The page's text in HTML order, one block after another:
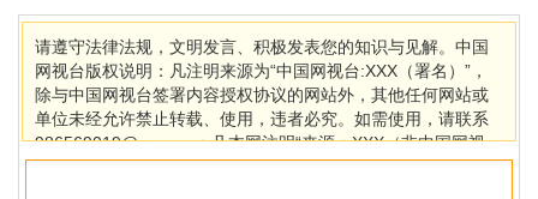
据
请遵守法律法规，文明发言、积极发表您的知识与见解。中国
网视台版权说明：凡注明来源为“中国网视台:XXX（署名）”，
除与中国网视台签署内容授权协议的网站外，其他任何网站或
单位未经允许禁止转载、使用，违者必究。如需使用，请联系
986569019@qq.com；凡本网注明“来源：XXX（非中国网视
台）”的作品，均转载自其它媒体，目的在于传播更多信息，其